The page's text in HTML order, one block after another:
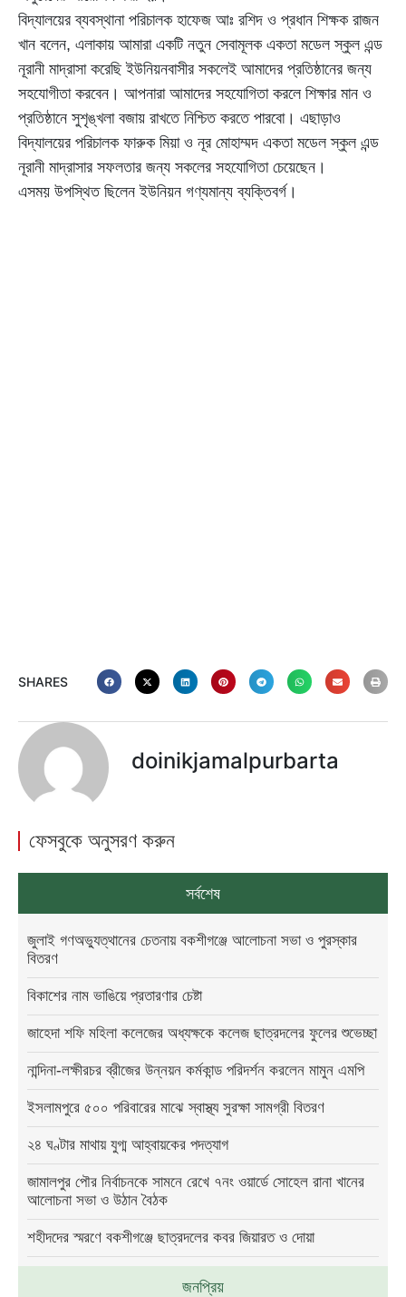
বিদ্যালয়ের ব্যবস্থানা পরিচালক হাফেজ আঃ রশিদ ও প্রধান শিক্ষক রাজন
খান বলেন, এলাকায় আমারা একটি নতুন সেবামূলক একতা মডেল স্কুল এন্ড
নূরানী মাদ্রাসা করেছি ইউনিয়নবাসীর সকলেই আমাদের প্রতিষ্ঠানের জন্য
সহযোগীতা করবেন। আপনারা আমাদের সহযোগিতা করলে শিক্ষার মান ও
প্রতিষ্ঠানে সুশৃঙ্খলা বজায় রাখতে নিশ্চিত করতে পারবো। এছাড়াও
বিদ্যালয়ের পরিচালক ফারুক মিয়া ও নূর মোহাম্মদ একতা মডেল স্কুল এন্ড
নূরানী মাদ্রাসার সফলতার জন্য সকলের সহযোগিতা চেয়েছেন।
এসময় উপস্থিত ছিলেন ইউনিয়ন গণ্যমান্য ব্যক্তিবর্গ।
SHARES
doinikjamalpurbarta
ফেসবুকে অনুসরণ করুন
সর্বশেষ
জনপ্রিয়
জুলাই গণঅভ্যুত্থানের চেতনায় বকশীগঞ্জে আলোচনা সভা ও পুরস্কার
বিতরণ
বিকাশের নাম ভাঙিয়ে প্রতারণার চেষ্টা
জাহেদা শফি মহিলা কলেজের অধ্যক্ষকে কলেজ ছাত্রদলের ফুলের শুভেচ্ছা
নান্দিনা-লক্ষীরচর ব্রীজের উন্নয়ন কর্মকান্ড পরিদর্শন করলেন মামুন এমপি
ইসলামপুরে ৫০০ পরিবারের মাঝে স্বাস্থ্য সুরক্ষা সামগ্রী বিতরণ
২৪ ঘণ্টার মাথায় যুগ্ম আহ্বায়কের পদত্যাগ
জামালপুর পৌর নির্বাচনকে সামনে রেখে ৭নং ওয়ার্ডে সোহেল রানা খানের
আলোচনা সভা ও উঠান বৈঠক
শহীদদের স্মরণে বকশীগঞ্জে ছাত্রদলের কবর জিয়ারত ও দোয়া